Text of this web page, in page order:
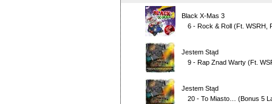
Black X-Mas 3
6 - Rock & Roll (Ft. WSRH
Jestem Stąd
9 - Rap Znad Warty (Ft.
Jestem Stąd
20 - To Miasto… (Bonus 5